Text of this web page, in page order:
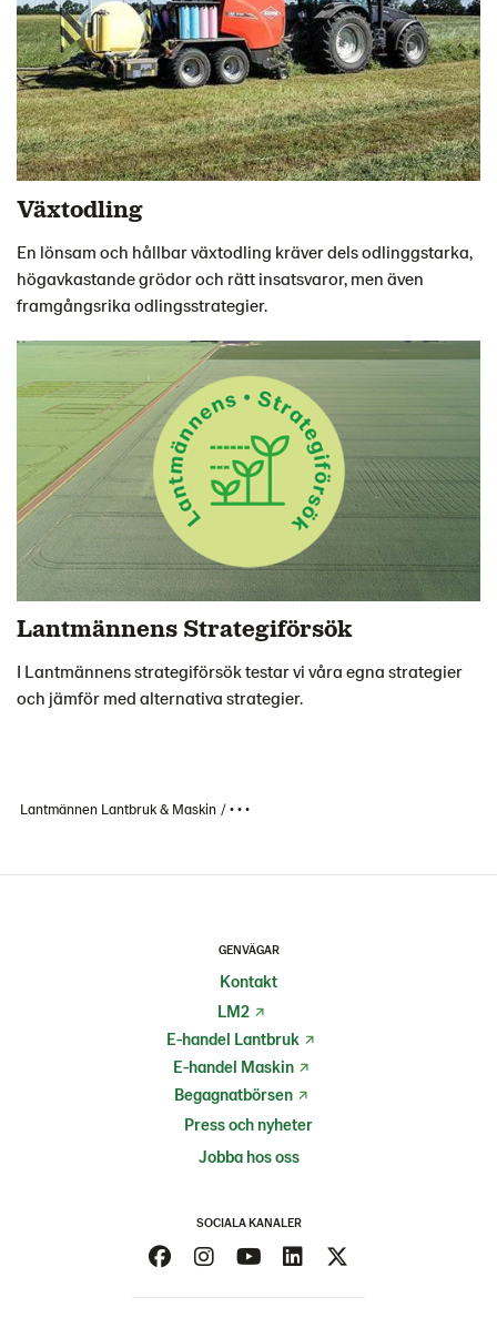
Växtodling
En lönsam och hållbar växtodling kräver dels odlinggstarka,
högavkastande grödor och rätt insatsvaror, men även
framgångsrika odlingsstrategier.
Lantmännens Strategiförsök
I Lantmännens strategiförsök testar vi våra egna strategier
och jämför med alternativa strategier.
Lantmännen Lantbruk & Maskin • • •
GENVÄGAR
Kontakt
LM2
E-handel Lantbruk
E-handel Maskin
Begagnatbörsen
Press och nyheter
Jobba hos oss
SOCIALA KANALER